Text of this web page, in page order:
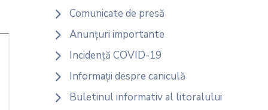
Comunicate de presă
Anunțuri importante
Incidență COVID-19
Informații despre caniculă
Buletinul informativ al litoralului